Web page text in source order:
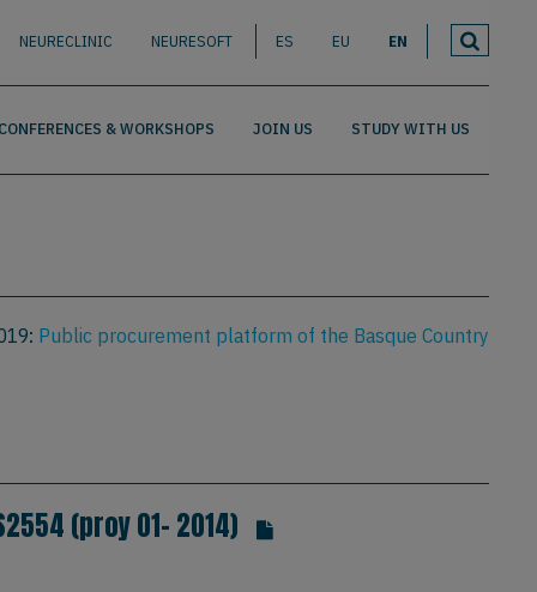
NEURECLINIC NEURESOFT ES EU EN
& WORKSHOPS JOIN US STUDY WITH US
Public procurement platform of the Basque Country
(proy 01- 2014)